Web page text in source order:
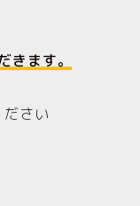
ます。
さい